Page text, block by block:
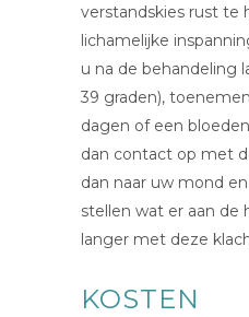
verstandskies rust te
lichamelijke
u na de behandeling
39 graden),
dagen of een
dan contact op met
dan naar uw mond
stellen wat er aan de
langer met deze
KOSTEN